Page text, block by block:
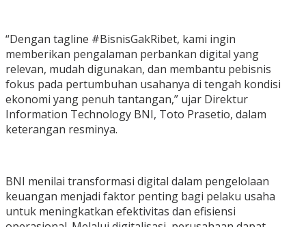
“Dengan tagline #BisnisGakRibet, kami ingin
memberikan pengalaman perbankan digital yang
relevan, mudah digunakan, dan membantu pebisnis
fokus pada pertumbuhan usahanya di tengah kondisi
ekonomi yang penuh tantangan,” ujar Direktur
Information Technology BNI, Toto Prasetio, dalam
keterangan resminya.
BNI menilai transformasi digital dalam pengelolaan
keuangan menjadi faktor penting bagi pelaku usaha
untuk meningkatkan efektivitas dan efisiensi